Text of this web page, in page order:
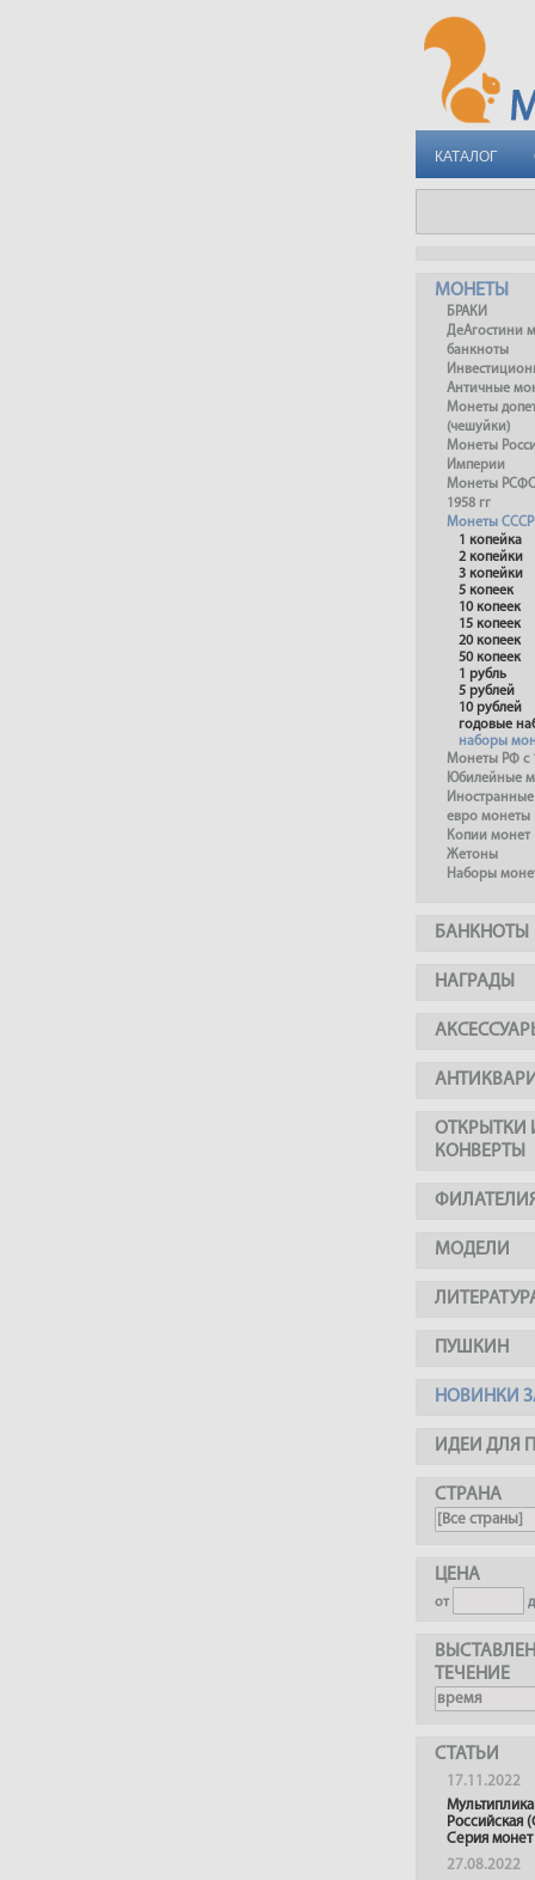
КАТАЛОГ
МОНЕТЫ
БРАКИ
ДеАгостини
банкноты
Античные
Монеты
(чешуйки)
Монеты
Империи
Монеты
1958 гг
Монеты СССР
1 копейка
2 копейки
3 копейки
5 копеек
10 копеек
15 копеек
20 копеек
50 копеек
1 рубль
5 рублей
10 рублей
годовые
наборы
Монеты РФ с
Юбилейные
евро монеты
Копии монет
Жетоны
Наборы
БАНКНОТЫ
НАГРАДЫ
ОТКРЫТКИ
КОНВЕРТЫ
МОДЕЛИ
ПУШКИН
НОВИНКИ
ИДЕИ ДЛЯ
СТРАНА
ЦЕНА
от
ТЕЧЕНИЕ
СТАТЬИ
17.11.2022
Российская
Серия монет
27.08.2022